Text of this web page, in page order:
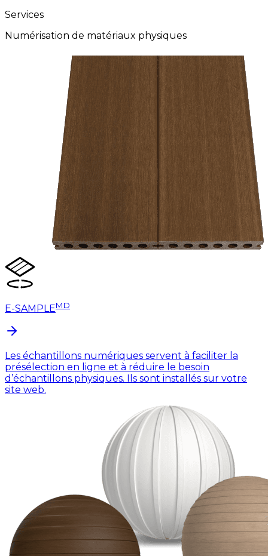
Services
Numérisation de matériaux physiques
E-SAMPLEMD
Les échantillons numériques servent à faciliter la
présélection en ligne et à réduire le besoin
d’échantillons physiques. Ils sont installés sur votre
site web.